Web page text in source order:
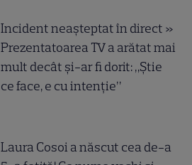
Incident neașteptat în direct »
Prezentatoarea TV a arătat mai
mult decât și-ar fi dorit: „Știe
ce face, e cu intenție”
Laura Cosoi a născut cea de-a